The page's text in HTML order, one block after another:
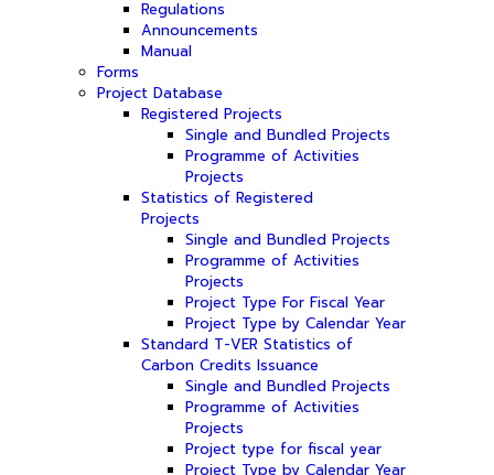
Regulations
Announcements
Manual
Forms
Project Database
Registered Projects
Single and Bundled Projects
Programme of Activities
Projects
Statistics of Registered
Projects
Single and Bundled Projects
Programme of Activities
Projects
Project Type For Fiscal Year
Project Type by Calendar Year
Standard T-VER Statistics of
Carbon Credits Issuance
Single and Bundled Projects
Programme of Activities
Projects
Project type for fiscal year
Project Type by Calendar Year